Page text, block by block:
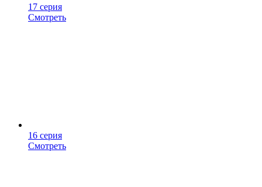
17 серия
Смотреть
16 серия
Смотреть